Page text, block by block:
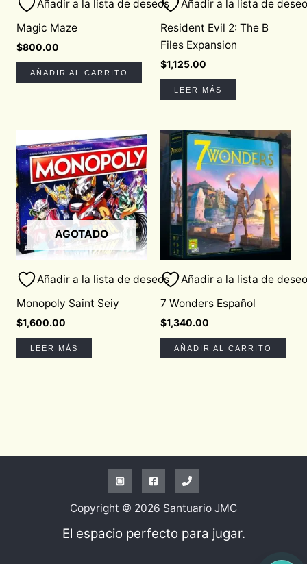
Añadir a la lista de deseos
Magic Maze
$800.00
AÑADIR AL CARRITO
Añadir a la lista de
Resident Evil 2: The B
Files Expansion
$1,125.00
LEER MÁS
AGOTADO
Añadir a la lista de deseos
Monopoly Saint Seiy
$1,600.00
LEER MÁS
Añadir a la lista de
7 Wonders Español
$1,340.00
AÑADIR AL CARRITO
Copyright © 2026 Santuario JMC
El espacio perfecto para jugar.